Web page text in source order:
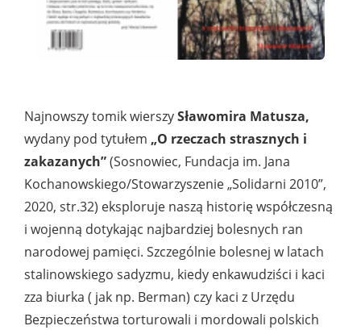
Najnowszy tomik wierszySławomira Matusza,
wydany pod tytułem „O rzeczach strasznych i
zakazanych”(Sosnowiec, Fundacja im. Jana
Kochanowskiego/Stowarzyszenie „Solidarni 2010”,
2020, str.32) eksploruje naszą historię współczesną
i wojenną dotykając najbardziej bolesnych ran
narodowej pamięci. Szczególnie bolesnej w latach
stalinowskiego sadyzmu, kiedy enkawudziści i kaci
zza biurka ( jak np. Berman) czy kaci z Urzędu
Bezpieczeństwa torturowali i mordowali polskich